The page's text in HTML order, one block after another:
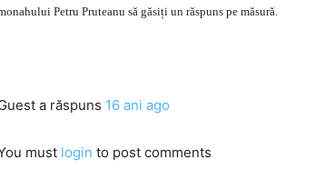
Petru Pruteanu să găsiți un răspuns pe măsură.
a răspuns 16 ani ago
must login to post comments